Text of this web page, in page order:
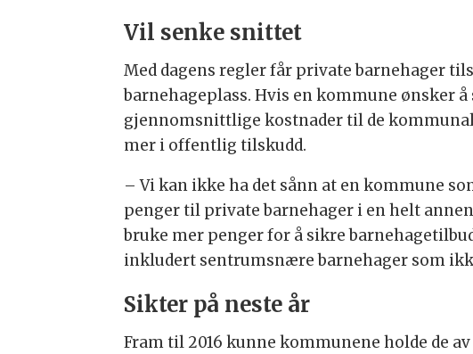
Vil senke snittet
Med dagens regler får private barnehager
barnehageplass. Hvis en kommune ønsker
gjennomsnittlige kostnader til de
mer i offentlig tilskudd.
– Vi kan ikke ha det sånn at en kommune
penger til private barnehager i en helt
bruke mer penger for å sikre
inkludert sentrumsnære barnehager som
Sikter på neste år
Fram til 2016 kunne kommunene holde de